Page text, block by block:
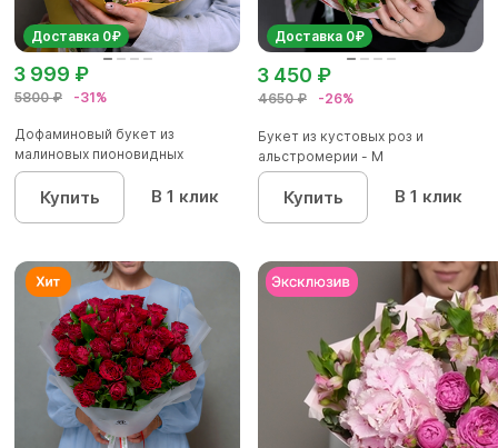
Доставка 0₽
5800 ₽ -31%
3 999 ₽
Дофаминовый букет из
малиновых пионовидных
кустовых роз...
Купить В 1 клик
Доставка 0₽
4650 ₽ -26%
3 450 ₽
Букет из кустовых роз и
альстромерии - М
Купить В 1 клик